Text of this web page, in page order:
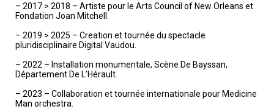
– 2017 > 2018 – Artiste pour le Arts Council of New Orleans et
Fondation Joan Mitchell.
– 2019 > 2025 – Creation et tournée du spectacle
pluridisciplinaire Digital Vaudou.
– 2022 – Installation monumentale, Scène De Bayssan,
Département De L’Hérault.
– 2023 – Collaboration et tournée internationale pour Medicine
Man orchestra.